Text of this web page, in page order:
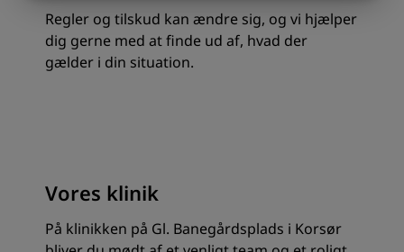
Regler og tilskud kan ændre sig, og vi hjælper
dig gerne med at finde ud af, hvad der
gælder i din situation.
Vores klinik
På klinikken på Gl. Banegårdsplads i Korsør